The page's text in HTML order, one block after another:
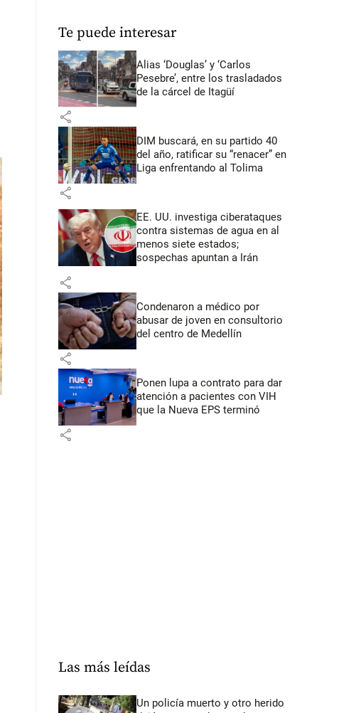
Te puede interesar
Alias ‘Douglas’ y ‘Carlos
Pesebre’, entre los trasladados
de la cárcel de Itagüí
share
DIM buscará, en su partido 40
del año, ratificar su “renacer” en
Liga enfrentando al Tolima
share
EE. UU. investiga ciberataques
contra sistemas de agua en al
menos siete estados;
sospechas apuntan a Irán
share
Condenaron a médico por
abusar de joven en consultorio
del centro de Medellín
share
Ponen lupa a contrato para dar
atención a pacientes con VIH
que la Nueva EPS terminó
share
Las más leídas
Un policía muerto y otro herido